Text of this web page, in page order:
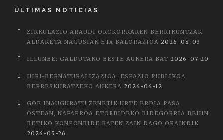
ÚLTIMAS NOTICIAS
ZIRKULAZIO ARAUDI OROKORRAREN BERRIKUNTZAK:
ALDAKETA NAGUSIAK ETA BALORAZIOA 2026-08-03
ILLUNBE: GALDUTAKO BESTE AUKERA BAT 2026-07-20
HIRI-BERNATURALIZAZIOA: ESPAZIO PUBLIKOA
BERRESKURATZEKO AUKERA 2026-06-12
GOE INAUGURATU ZENETIK URTE ERDIA PASA
OSTEAN, NAFARROA ETORBIDEKO BIDEGORRIA BEHIN
BETIKO KONPONBIDE BATEN ZAIN DAGO ORAINDIK
2026-05-26